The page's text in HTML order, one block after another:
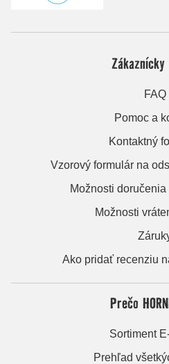
FAQ
Pomoc a
Kontaktný
Vzorový formulár na
Možnosti
Možnosti
Ako pridať recenziu
Prečo
Sortiment
Prehľad